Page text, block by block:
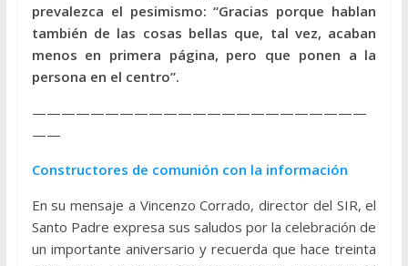
prevalezca el pesimismo: “Gracias porque hablan
también de las cosas bellas que, tal vez, acaban
menos en primera página, pero que ponen a la
persona en el centro”.
———————————————————————
——
Constructores de comunión con la información
En su mensaje a Vincenzo Corrado, director del SIR, el
Santo Padre expresa sus saludos por la celebración de
un importante aniversario y recuerda que hace treinta